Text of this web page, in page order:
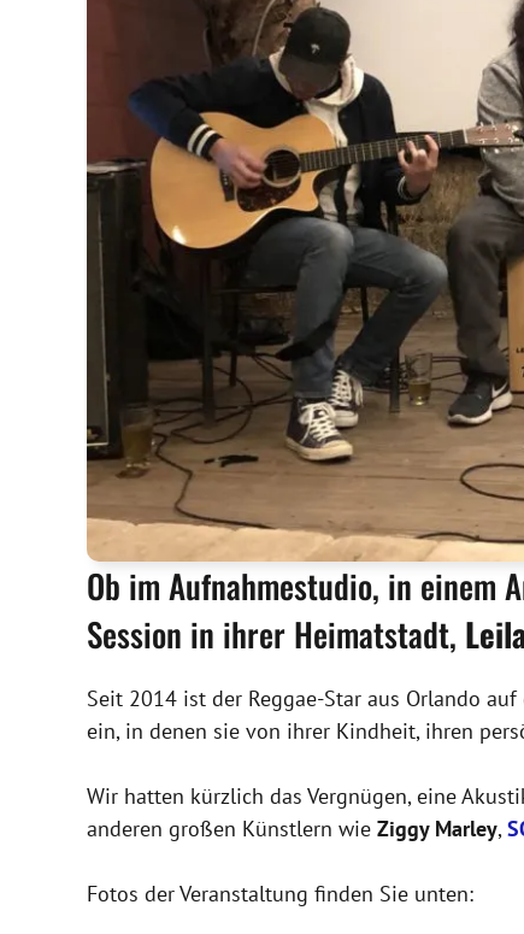
Ob im Aufnahmestudio, in einem
Session in ihrer Heimatstadt,
Seit 2014 ist der Reggae-Star aus Orlando
ein, in denen sie von ihrer Kindheit, ihren
Wir hatten kürzlich das Vergnügen, eine
anderen großen Künstlern wie Ziggy Marley,
Fotos der Veranstaltung finden Sie unten: